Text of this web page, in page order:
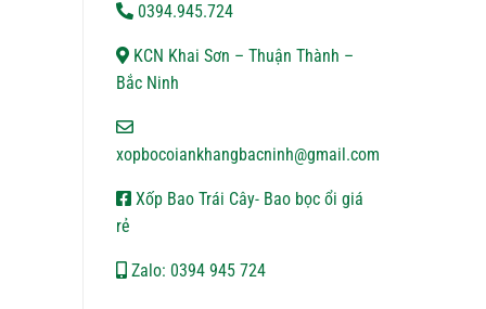
0394.945.724
KCN Khai Sơn – Thuận Thành –
Bắc Ninh
xopbocoiankhangbacninh@gmail.com
Xốp Bao Trái Cây- Bao bọc ổi giá
rẻ
Zalo: 0394 945 724